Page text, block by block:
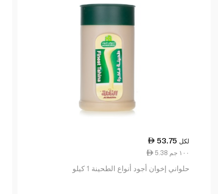
53.75 لكل
5.38 ١٠٠ جم
حلواني إخوان أجود أنواع الطحينة 1 كيلو